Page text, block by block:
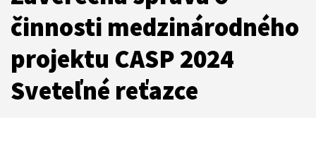
činnosti medzinárodného
projektu CASP 2024
Sveteľné reťazce